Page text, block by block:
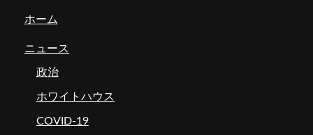
ホーム
ニュース
政治
ホワイトハウス
COVID-19